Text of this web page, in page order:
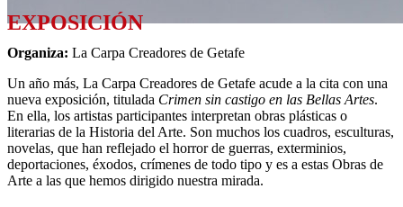
EXPOSICIÓN
Organiza: La Carpa Creadores de Getafe
Un año más, La Carpa Creadores de Getafe acude a la cita con una
nueva exposición, titulada Crimen sin castigo en las Bellas Artes.
En ella, los artistas participantes interpretan obras plásticas o
literarias de la Historia del Arte. Son muchos los cuadros, esculturas,
novelas, que han reflejado el horror de guerras, exterminios,
deportaciones, éxodos, crímenes de todo tipo y es a estas Obras de
Arte a las que hemos dirigido nuestra mirada.